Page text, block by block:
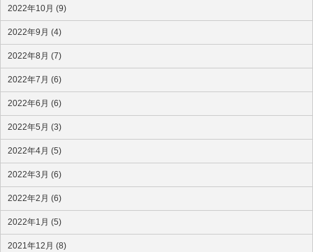
2022年10月 (9)
2022年9月 (4)
2022年8月 (7)
2022年7月 (6)
2022年6月 (6)
2022年5月 (3)
2022年4月 (5)
2022年3月 (6)
2022年2月 (6)
2022年1月 (5)
2021年12月 (8)